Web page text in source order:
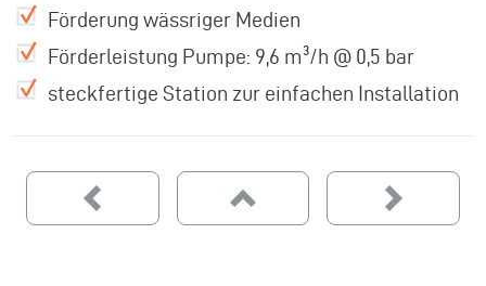
Förderung wässriger Medien
Förderleistung Pumpe: 9,6 m³/h @ 0,5 bar
steckfertige Station zur einfachen Installation